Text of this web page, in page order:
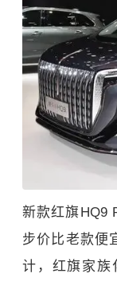
新款红旗HQ9
步价比老款便
计，红旗家族